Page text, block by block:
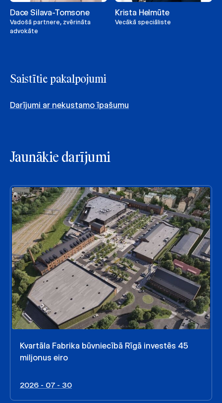
Dace Silava-Tomsone
Vadošā partnere, zvērināta
advokāte
Krista Helmūte
Vecākā speciāliste
Saistītie pakalpojumi
Darījumi ar nekustamo īpašumu
Jaunākie darījumi
Kvartāla Fabrika būvniecībā Rīgā investēs 45
miljonus eiro
2026 - 07 - 30